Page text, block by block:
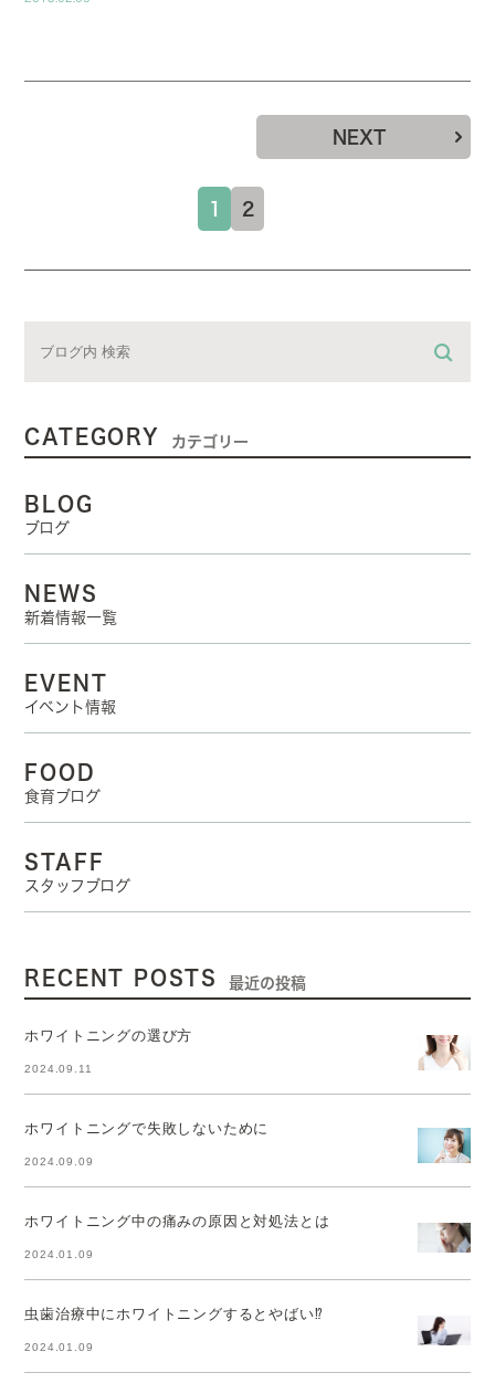
1 2
NEXT
CATEGORY カテゴリー
BLOG
ブログ
NEWS
新着情報一覧
EVENT
イベント情報
FOOD
食育ブログ
STAFF
スタッフブログ
RECENT POSTS 最近の投稿
ホワイトニングの選び方
2024.09.11
ホワイトニングで失敗しないために
2024.09.09
ホワイトニング中の痛みの原因と対処法とは
2024.01.09
虫歯治療中にホワイトニングするとやばい⁉
2024.01.09